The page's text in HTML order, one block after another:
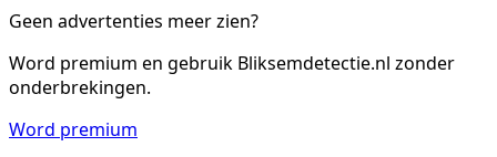
Geen advertenties meer zien?
Word premium en gebruik Bliksemdetectie.nl zonder
onderbrekingen.
Word premium